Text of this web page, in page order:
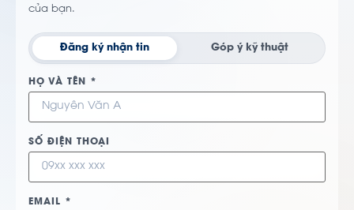
của bạn.
Đăng ký nhận tin Góp ý kỹ thuật
HỌ VÀ TÊN *
SỐ ĐIỆN THOẠI
EMAIL *